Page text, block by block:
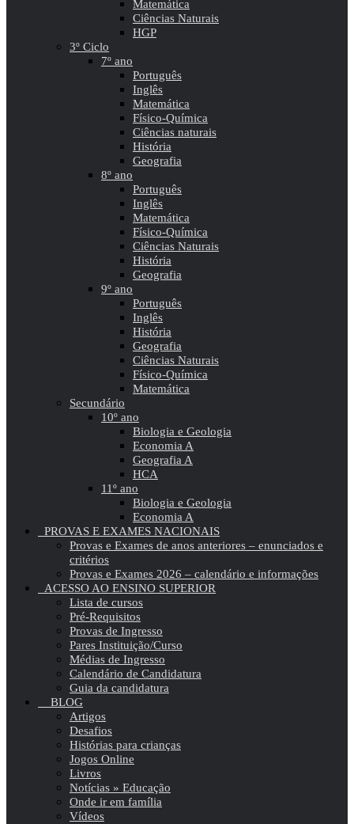
Matemática
Ciências Naturais
HGP
3º Ciclo
7º ano
Português
Inglês
Matemática
Físico-Química
Ciências naturais
História
Geografia
8º ano
Português
Inglês
Matemática
Físico-Química
Ciências Naturais
História
Geografia
9º ano
Português
Inglês
História
Geografia
Ciências Naturais
Físico-Química
Matemática
Secundário
10º ano
Biologia e Geologia
Economia A
Geografia A
HCA
11º ano
Biologia e Geologia
Economia A
PROVAS E EXAMES NACIONAIS
Provas e Exames de anos anteriores – enunciados e
critérios
Provas e Exames 2026 – calendário e informações
ACESSO AO ENSINO SUPERIOR
Lista de cursos
Pré-Requisitos
Provas de Ingresso
Pares Instituição/Curso
Médias de Ingresso
Calendário de Candidatura
Guia da candidatura
BLOG
Artigos
Desafios
Histórias para crianças
Jogos Online
Livros
Notícias » Educação
Onde ir em família
Vídeos